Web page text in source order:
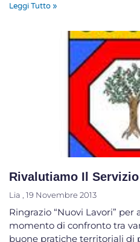
Leggi Tutto »
Rivalutiamo Il
Lia 19 Novembre 2013
Ringrazio “Nuovi Lavori” per
momento di confronto tra
buone pratiche territoriali di